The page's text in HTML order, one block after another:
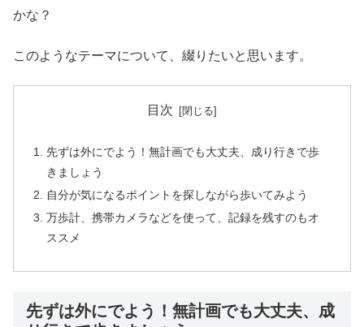
かな？
このようなテーマについて、綴りたいと思います。
目次
先ずは外にでよう！無計画でも大丈夫、成り行きで歩
きましょう
自分が気になるポイントを探しながら歩いてみよう
万歩計、携帯カメラなどを使って、記録を残すのもオ
ススメ
先ずは外にでよう！無計画でも大丈夫、成